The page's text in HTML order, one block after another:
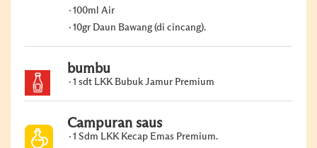
100ml Air
10gr Daun Bawang (di cincang).
bumbu
1 sdt LKK Bubuk Jamur Premium
Campuran saus
1 Sdm LKK Kecap Emas Premium.